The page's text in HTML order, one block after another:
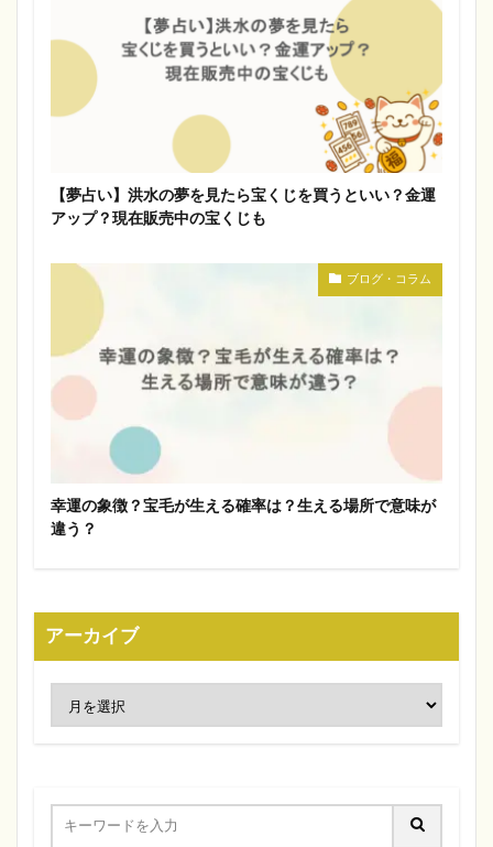
【夢占い】洪水の夢を見たら宝くじを買うといい？金運
アップ？現在販売中の宝くじも
ブログ・コラム
幸運の象徴？宝毛が生える確率は？生える場所で意味が
違う？
アーカイブ